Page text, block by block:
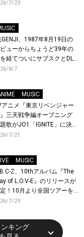
ソン」エントリー受付開
7/23
GENJI、1987年8月19日の
ューからちょうど39年の
経てついにサブスクとDL
が解禁！
8/7
MUSIC
アニメ『東京リベンジャー
三天戦争編オープニング
歌がJO1「IGNITE」に決
メンバー全員から喜びと
行上映会を開催！
7/21
MUSIC
Z、10thアルバム『The
of L.O.V-E』のリリースが
！10月より全国ツアーを
！7/29
キング